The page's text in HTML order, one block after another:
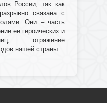
России, так как
связана с
Они – часть
ее героических и
отражение
нашей страны.